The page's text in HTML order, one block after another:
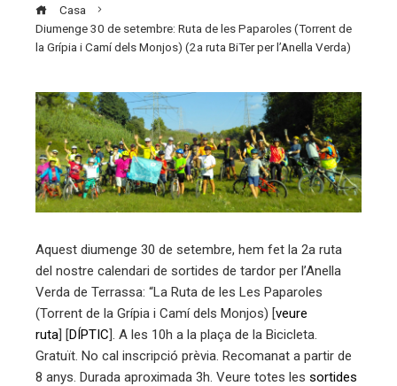
Casa
Diumenge 30 de setembre: Ruta de les Paparoles (Torrent de
la Grípia i Camí dels Monjos) (2a ruta BiTer per l’Anella Verda)
Aquest diumenge 30 de setembre, hem fet la 2a ruta
del nostre calendari de sortides de tardor per l’Anella
Verda de Terrassa: “La Ruta de les Les Paparoles
(Torrent de la Grípia i Camí dels Monjos) [veure
ruta] [DÍPTIC]. A les 10h a la plaça de la Bicicleta.
Gratuït. No cal inscripció prèvia. Recomanat a partir de
8 anys. Durada aproximada 3h. Veure totes les sortides